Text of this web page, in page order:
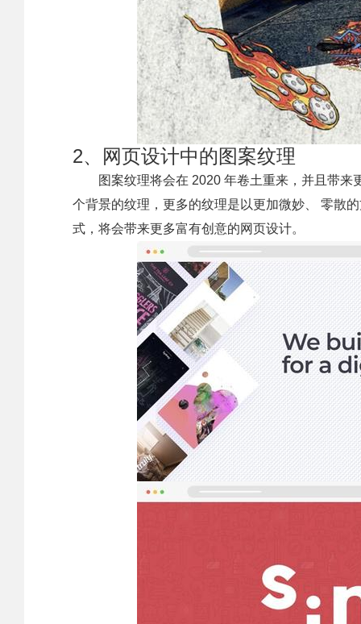
2、网页设计中的图案纹理
图案纹理将会在 2020 年卷土重来，并且带
个背景的纹理，更多的纹理是以更加微妙、 零散
式，将会带来更多富有创意的网页设计。